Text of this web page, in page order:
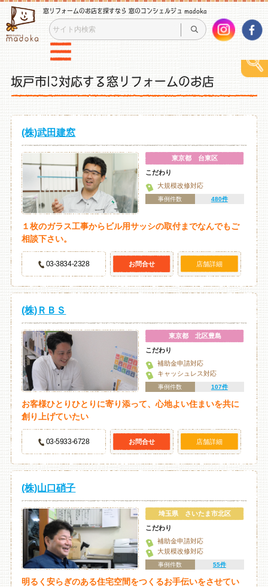
窓リフォームのお店を探すなら 窓のコンシェルジュ madoka
坂戸市に対応する窓リフォームのお店
(株)武田建窓
東京都 台東区
こだわり
大規模改修対応
事例件数 480件
１枚のガラス工事からビル用サッシの取付までなんでもご
相談下さい。
03-3834-2328 お問合せ 店舗詳細
(株)ＲＢＳ
東京都 北区豊島
こだわり
補助金申請対応
キャッシュレス対応
事例件数 107件
お客様ひとりひとりに寄り添って、心地よい住まいを共に
創り上げていたい
03-5933-6728 お問合せ 店舗詳細
(株)山口硝子
埼玉県 さいたま市北区
こだわり
補助金申請対応
大規模改修対応
事例件数 55件
明るく安らぎのある住宅空間をつくるお手伝いをさせてい